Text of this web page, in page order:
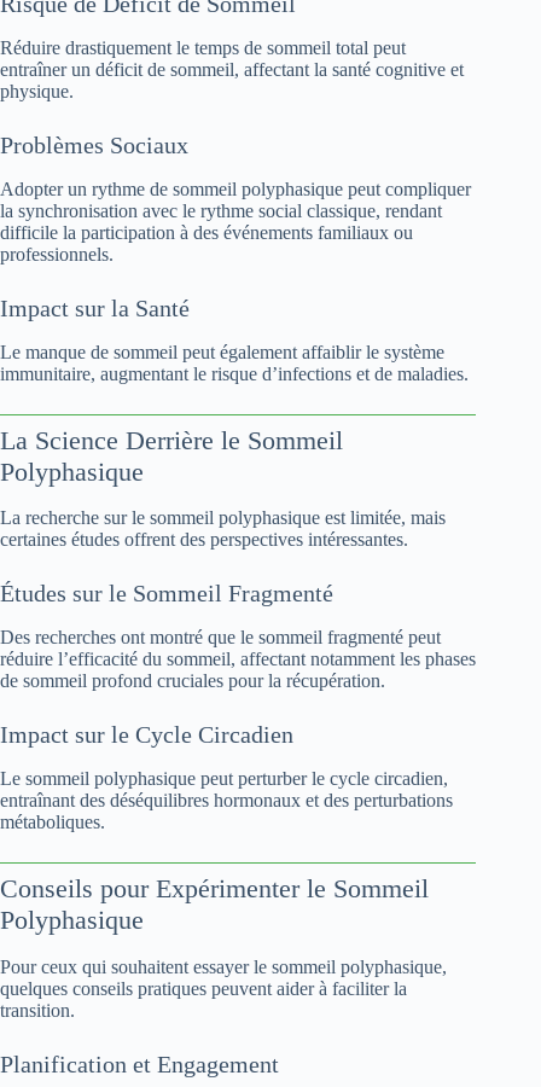
Réduire drastiquement le temps de sommeil total peut
entraîner un déficit de sommeil, affectant la santé cognitive et
physique.
Problèmes Sociaux
Adopter un rythme de sommeil polyphasique peut compliquer
la synchronisation avec le rythme social classique, rendant
difficile la participation à des événements familiaux ou
professionnels.
Impact sur la Santé
Le manque de sommeil peut également affaiblir le système
immunitaire, augmentant le risque d’infections et de maladies.
La Science Derrière le Sommeil
Polyphasique
La recherche sur le sommeil polyphasique est limitée, mais
certaines études offrent des perspectives intéressantes.
Études sur le Sommeil Fragmenté
Des recherches ont montré que le sommeil fragmenté peut
réduire l’efficacité du sommeil, affectant notamment les phases
de sommeil profond cruciales pour la récupération.
Impact sur le Cycle Circadien
Le sommeil polyphasique peut perturber le cycle circadien,
entraînant des déséquilibres hormonaux et des perturbations
métaboliques.
Conseils pour Expérimenter le Sommeil
Polyphasique
Pour ceux qui souhaitent essayer le sommeil polyphasique,
quelques conseils pratiques peuvent aider à faciliter la
transition.
Planification et Engagement